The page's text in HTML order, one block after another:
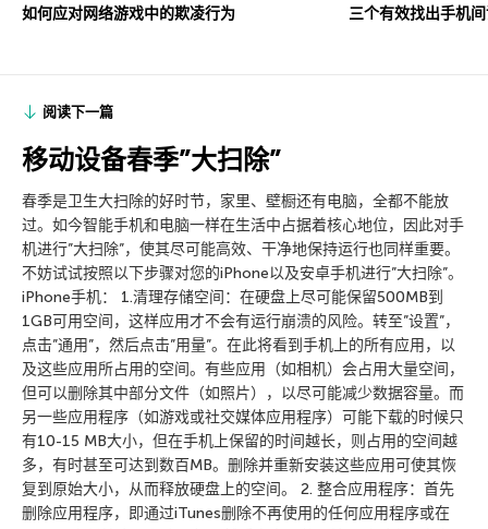
如何应对网络游戏中的欺凌行为 三个有效找出手机
阅读下一篇
移动设备春季”大扫除”
春季是卫生大扫除的好时节，家里、壁橱还有电脑，全都不能放
过。如今智能手机和电脑一样在生活中占据着核心地位，因此对手
机进行”大扫除”，使其尽可能高效、干净地保持运行也同样重要。
不妨试试按照以下步骤对您的iPhone以及安卓手机进行”大扫除”。
iPhone手机： 1.清理存储空间：在硬盘上尽可能保留500MB到
1GB可用空间，这样应用才不会有运行崩溃的风险。转至”设置”，
点击”通用”，然后点击”用量”。在此将看到手机上的所有应用，以
及这些应用所占用的空间。有些应用（如相机）会占用大量空间，
但可以删除其中部分文件（如照片），以尽可能减少数据容量。而
另一些应用程序（如游戏或社交媒体应用程序）可能下载的时候只
有10-15 MB大小，但在手机上保留的时间越长，则占用的空间越
多，有时甚至可达到数百MB。删除并重新安装这些应用可使其恢
复到原始大小，从而释放硬盘上的空间。 2. 整合应用程序：首先
删除应用程序，即通过iTunes删除不再使用的任何应用程序或在